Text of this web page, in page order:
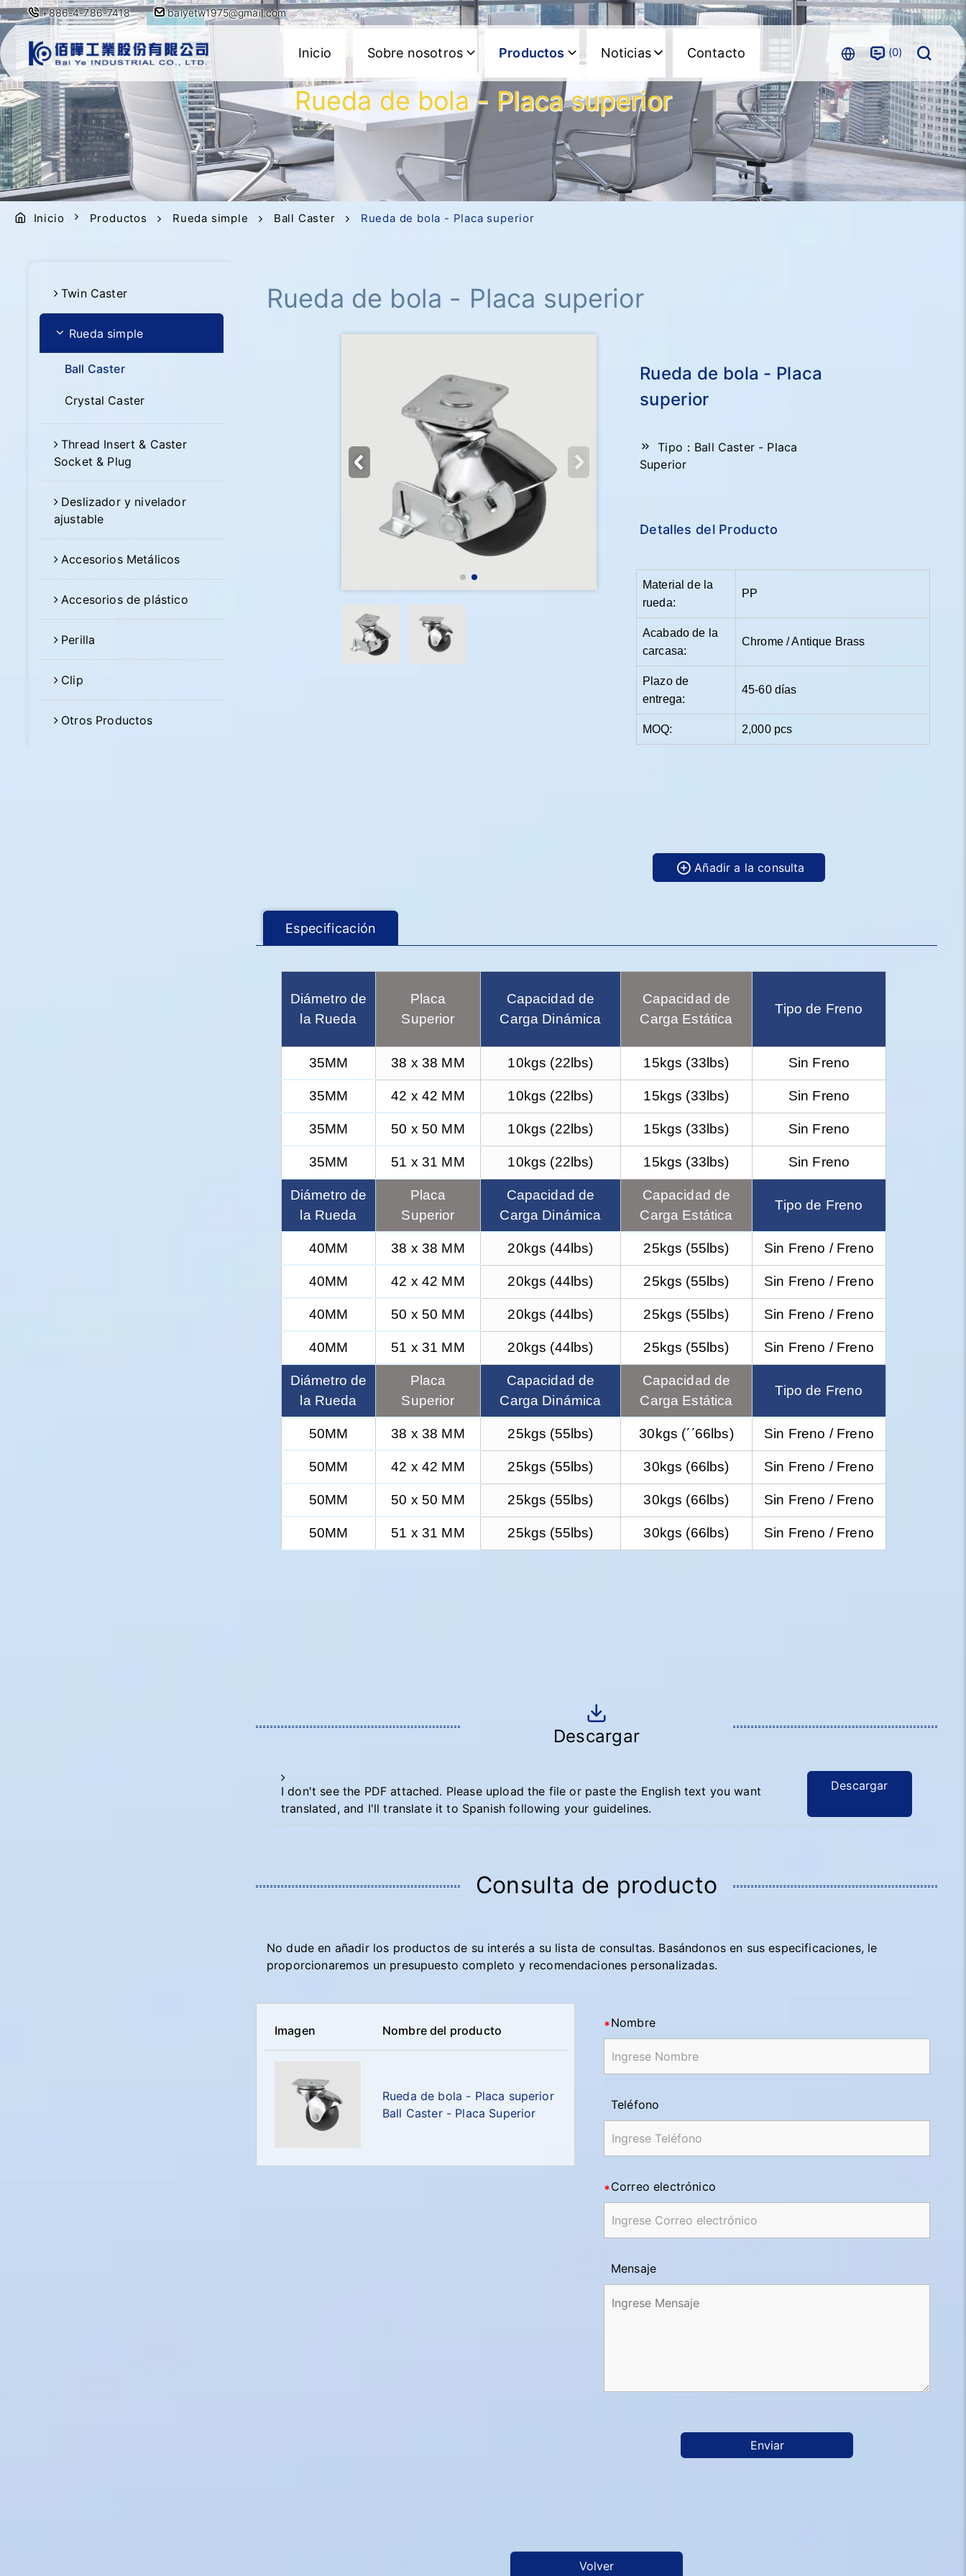
+886-4-786-7418 baiyetw1975@gmail.com
Inicio Sobre nosotros Productos Noticias Contacto 0
Rueda de bola - Placa superior
Inicio Productos Rueda simple Ball Caster Rueda de bola - Placa superior
Twin Caster
Rueda simple
Ball Caster
Crystal Caster
Thread Insert & Caster
Socket & Plug
Deslizador y nivelador
ajustable
Accesorios Metálicos
Accesorios de plástico
Perilla
Clip
Otros Productos
Rueda de bola - Placa superior
Rueda de bola - Placa
superior
Tipo：Ball Caster - Placa
Superior
Detalles del Producto
Material de la
rueda:
PP
Acabado de la
carcasa:
Chrome / Antique Brass
Plazo de
entrega:
45-60 días
MOQ: 2,000 pcs
Añadir a la consulta
Especificación
Diámetro de
la Rueda
Placa
Superior
Capacidad de
Carga Dinámica
Capacidad de
Carga Estática
Tipo de Freno
35MM 38 x 38 MM 10kgs (22lbs) 15kgs (33lbs) Sin Freno
35MM 42 x 42 MM 10kgs (22lbs) 15kgs (33lbs) Sin Freno
35MM 50 x 50 MM 10kgs (22lbs) 15kgs (33lbs) Sin Freno
35MM 51 x 31 MM 10kgs (22lbs) 15kgs (33lbs) Sin Freno
Diámetro de
la Rueda
Placa
Superior
Capacidad de
Carga Dinámica
Capacidad de
Carga Estática
Tipo de Freno
40MM 38 x 38 MM 20kgs (44lbs) 25kgs (55lbs) Sin Freno / Freno
40MM 42 x 42 MM 20kgs (44lbs) 25kgs (55lbs) Sin Freno / Freno
40MM 50 x 50 MM 20kgs (44lbs) 25kgs (55lbs) Sin Freno / Freno
40MM 51 x 31 MM 20kgs (44lbs) 25kgs (55lbs) Sin Freno / Freno
Diámetro de
la Rueda
Placa
Superior
Capacidad de
Carga Dinámica
Capacidad de
Carga Estática
Tipo de Freno
50MM 38 x 38 MM 25kgs (55lbs) 30kgs (ˊˊ66lbs) Sin Freno / Freno
50MM 42 x 42 MM 25kgs (55lbs) 30kgs (66lbs) Sin Freno / Freno
50MM 50 x 50 MM 25kgs (55lbs) 30kgs (66lbs) Sin Freno / Freno
50MM 51 x 31 MM 25kgs (55lbs) 30kgs (66lbs) Sin Freno / Freno
Descargar
I don't see the PDF attached. Please upload the file or paste the English text you want
translated, and I'll translate it to Spanish following your guidelines.
Descargar
Consulta de producto
No dude en añadir los productos de su interés a su lista de consultas. Basándonos en sus especificaciones, le
proporcionaremos un presupuesto completo y recomendaciones personalizadas.
Imagen Nombre del producto
Rueda de bola - Placa superior
Ball Caster - Placa Superior
Nombre
Teléfono
Correo electrónico
Mensaje
Enviar
Volver